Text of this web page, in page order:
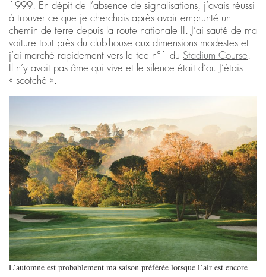
1999. En dépit de l’absence de signalisations, j’avais réussi
à trouver ce que je cherchais après avoir emprunté un
chemin de terre depuis la route nationale II. J’ai sauté de ma
voiture tout près du club-house aux dimensions modestes et
j’ai marché rapidement vers le tee n°1 du Stadium Course.
Il n’y avait pas âme qui vive et le silence était d’or. J’étais
« scotché ».
L’automne est probablement ma saison préférée lorsque l’air est encore